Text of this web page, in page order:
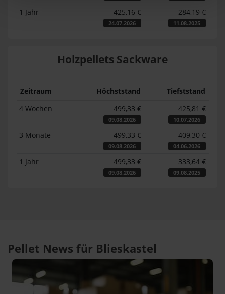
1 Jahr 425,16 €
24.07.2026
284,19 €
11.08.2025
Holzpellets Sackware
Zeitraum Höchststand
Tiefststand
4 Wochen
499,33 €
09.08.2026
425,81 €
10.07.2026
3 Monate 499,33 €
09.08.2026
409,30 €
04.06.2026
1 Jahr 499,33 €
09.08.2026
333,64 €
09.08.2025
Pellet News für Blieskastel